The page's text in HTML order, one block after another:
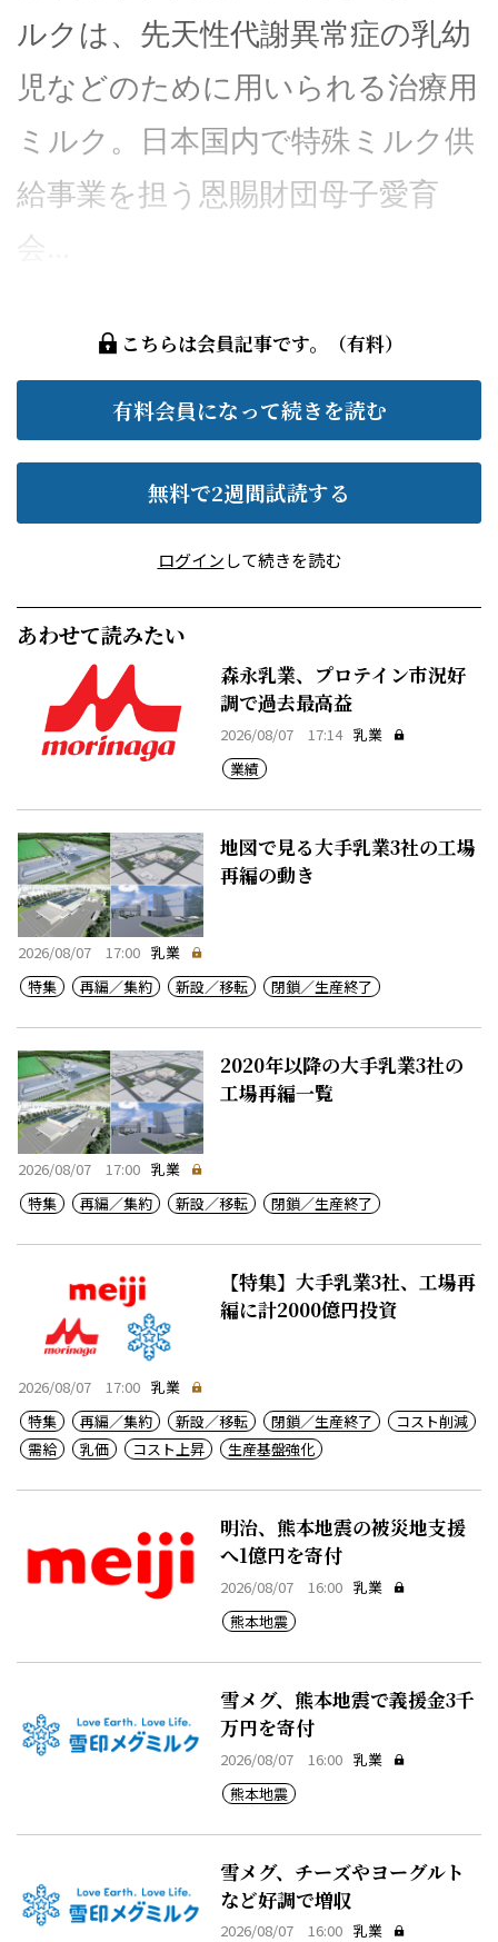
ルクは、先天性代謝異常症の乳幼
児などのために用いられる治療用
ミルク。日本国内で特殊ミルク供
給事業を担う恩賜財団母子愛育
会...
こちらは会員記事です。（有料）
有料会員になって続きを読む
無料で2週間試読する
ログインして続きを読む
あわせて読みたい
森永乳業、プロテイン市況好
調で過去最高益
2026/08/07 17:14 乳業
業績
地図で見る大手乳業3社の工場
再編の動き
2026/08/07 17:00 乳業
特集
再編／集約 新設／移転 閉鎖／生産終了
2020年以降の大手乳業3社の
工場再編一覧
2026/08/07 17:00 乳業
特集
再編／集約 新設／移転 閉鎖／生産終了
【特集】大手乳業3社、工場再
編に計2000億円投資
2026/08/07 17:00 乳業
特集
再編／集約 新設／移転 閉鎖／生産終了
コスト削減
需給
乳価 コスト上昇 生産基盤強化
明治、熊本地震の被災地支援
へ1億円を寄付
2026/08/07 16:00 乳業
熊本地震
雪メグ、熊本地震で義援金3千
万円を寄付
2026/08/07 16:00 乳業
熊本地震
雪メグ、チーズやヨーグルト
など好調で増収
2026/08/07 16:00 乳業